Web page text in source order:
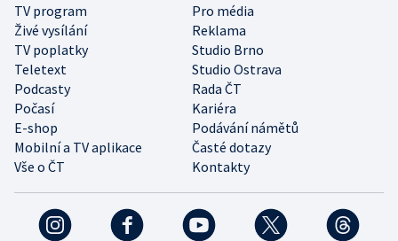
TV program
Pro média
Živé vysílání
Reklama
TV poplatky
Studio Brno
Teletext
Studio Ostrava
Podcasty
Rada ČT
Počasí
Kariéra
E-shop
Podávání námětů
Mobilní a TV aplikace
Časté dotazy
Vše o ČT
Kontakty